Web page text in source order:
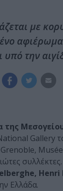
με
αφιέρωμα
υπό την
της
Ελλάδα.